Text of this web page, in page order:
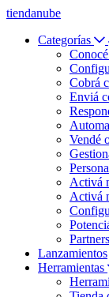
tiendanube
Categorías
Cobrá
Enviá
Vendé
Activá
Activá
Lanzamientos
Herramientas